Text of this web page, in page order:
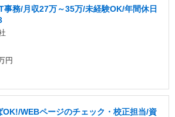
事務/月収27万～35万/未経験OK/年間休日
円
OK!/WEBページのチェック・校正担当/資